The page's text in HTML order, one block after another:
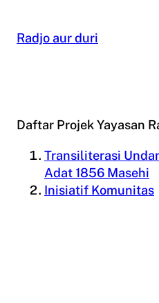
content
Radjo aur duri
Daftar Projek Yayasan
Transiliterasi
Adat 1856 Masehi
Inisiatif Komunitas